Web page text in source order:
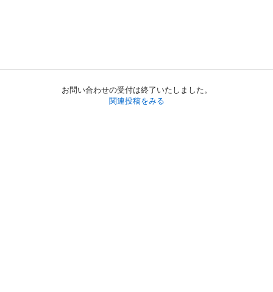
お問い合わせの受付は終了いたしました。
関連投稿をみる